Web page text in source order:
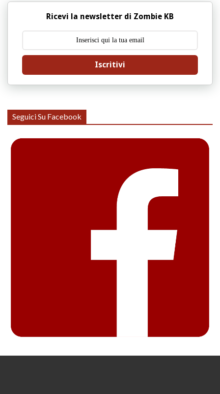
Ricevi la newsletter di Zombie KB
Iscritivi
Seguici Su Facebook